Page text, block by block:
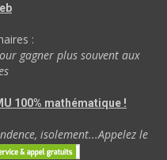
:
gagner plus souvent aux
100% mathématique !
isolement...Appelez le